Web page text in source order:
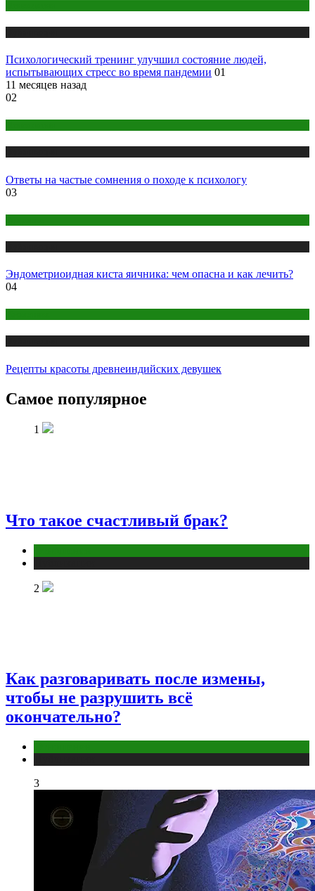
Психологический тренинг улучшил состояние людей,
испытывающих стресс во время пандемии 01
11 месяцев назад
02
Ответы на частые сомнения о походе к психологу
03
Эндометриоидная киста яичника: чем опасна и как лечить?
04
Рецепты красоты древнеиндийских девушек
Самое популярное
1
Что такое счастливый брак?
2
Как разговаривать после измены,
чтобы не разрушить всё
окончательно?
3